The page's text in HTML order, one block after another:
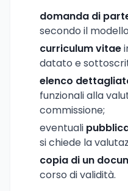
domanda di
secondo il
curriculum vitae
datato e
elenco
funzionali alla
commissione;
eventuali
si chiede la
copia di un
corso di validità.